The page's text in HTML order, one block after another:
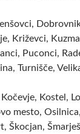
Križevci,
Puconci,
Turnišče,
Kostel,
mesto,
Škocjan,